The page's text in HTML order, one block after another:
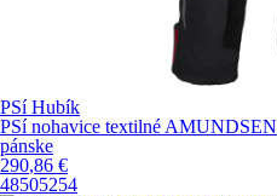
PSí Hubík
PSí nohavice textilné AMUNDSEN
pánske
290,86 €
48505254